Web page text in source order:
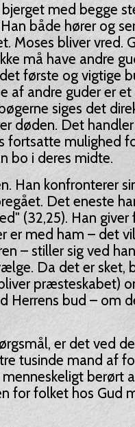
med begge
både hører og
Moses bliver vred.
må have andre
første og vigtige
af andre guder er
siges det
døden. Det
fortsatte mulighed
bo i deres midte.
Han konfronterer
Det eneste
(32,25). Han
er med ham – det
– stiller sig ved
Da det er sket,
præsteskabet)
Herrens bud – om
er det ved
tusinde mand af
berørt
for folket hos Gud